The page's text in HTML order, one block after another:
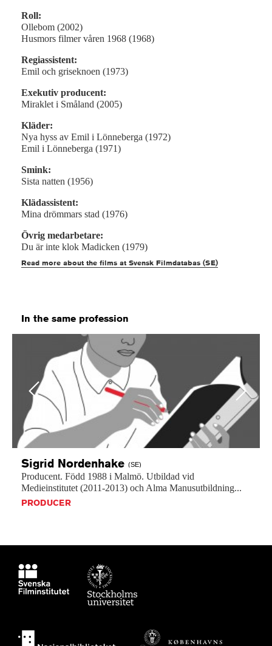
Roll:
Ollebom (2002)
Husmors filmer våren 1968 (1968)
Regiassistent:
Emil och griseknoen (1973)
Exekutiv producent:
Miraklet i Småland (2005)
Kläder:
Nya hyss av Emil i Lönneberga (1972)
Emil i Lönneberga (1971)
Smink:
Sista natten (1956)
Klädassistent:
Mina drömmars stad (1976)
Övrig medarbetare:
Du är inte klok Madicken (1979)
Read more about the films at Svensk Filmdatabas (SE)
In the same profession
Previous
Sigrid Nordenhake (SE)
Producent. Född 1988 i Malmö. Utbildad vid
Medieinstitutet (2011-2013) och Alma Manusutbildning...
PRODUCER
Next